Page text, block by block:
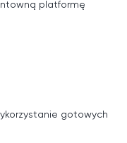
platformę
gotowych